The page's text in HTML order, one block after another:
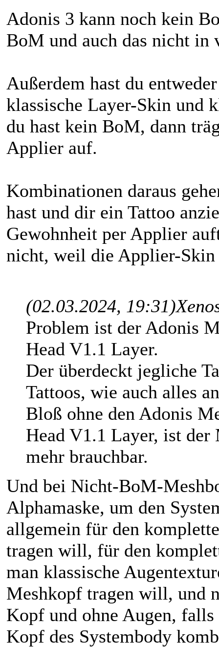
Adonis 3 kann noch kein
BoM und auch das nicht in
Außerdem hast du
klassische Layer-Skin und
du hast kein BoM, dann
Applier auf.
Kombinationen daraus
hast und dir ein Tattoo
Gewohnheit per Applier
nicht, weil die Applier-Skin
(02.03.2024, 19:31)
Problem ist der Adonis
Head V1.1 Layer.
Der überdeckt jegliche
Tattoos, wie auch alles
Bloß ohne den Adonis
Head V1.1 Layer, ist
mehr brauchbar.
Und bei Nicht-BoM-
Alphamaske, um den
allgemein für den
tragen will, für den
man klassische
Meshkopf tragen will, und
Kopf und ohne Augen,
Kopf des Systembody